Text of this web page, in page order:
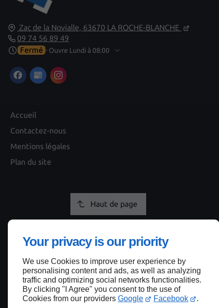
Your privacy is our priority
We use Cookies to improve user experience by
personalising content and ads, as well as analyzing
traffic and optimizing social networks functionalities.
By clicking "I Agree" you consent to the use of
Cookies from our providers Google Facebook .
Zac de la Novialle, 63670 LA ROCHE-BLANCHE
09 74 56 89 49
Fermé ⋅ Ouvre Lundi à 08:00
Accueil
Contactez-nous
Mentions légales
Plan du site
Haut de page